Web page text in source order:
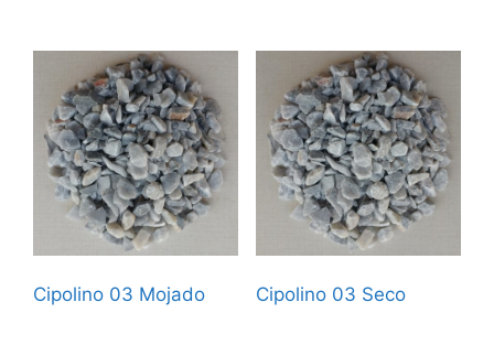
Cipolino 03 Mojado Cipolino 03 Seco